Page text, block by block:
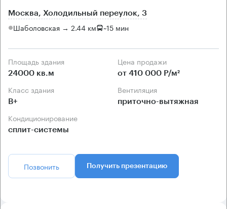
Москва, Холодильный переулок, 3
Шаболовская → 2.44 км ~15 мин
Площадь здания
24000 кв.м
Цена продажи
от 410 000 Р/м²
Класс здания
B+
Вентиляция
приточно-вытяжная
Кондиционирование
сплит-системы
Позвонить Получить презентацию